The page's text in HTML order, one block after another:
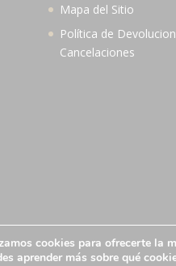
Mapa del Sitio
Política de
Cancelaciones
reservados | Grupo
cookies para ofrecerte la
aprender más sobre qué